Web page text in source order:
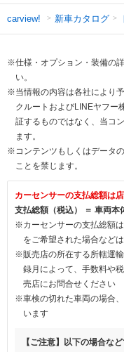
carview! 新車カタログ
※仕様・オプション・装備の
い。
※当情報の内容は各社により
クルートおよびLINEヤフー
証するものではなく、当コ
ます。
※コンテンツもしくはデータ
ことを禁じます。
カーセンサーの支払総額は
支払総額（税込） ＝ 車両本
※カーセンサーの支払総額
をご希望された場合など
※販売店の所在する所轄運
録月によって、手数料や
売店にお問合せください
※車検の切れた車両の場合
います
【ご注意】以下の場合な